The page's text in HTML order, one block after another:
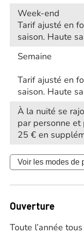
Week-end
Tarif ajusté en
saison. Haute
Semaine
Tarif ajusté en
saison. Haute
À la nuité se
par personne et
25 € en
Voir les modes de
Ouverture
Toute l’année